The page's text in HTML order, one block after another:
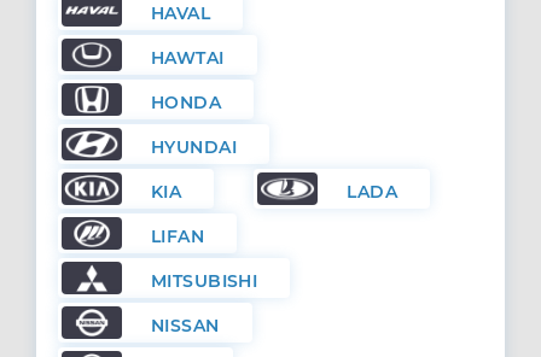
HAVAL
HAWTAI
HONDA
HYUNDAI
KIA LADA
LIFAN
MITSUBISHI
NISSAN